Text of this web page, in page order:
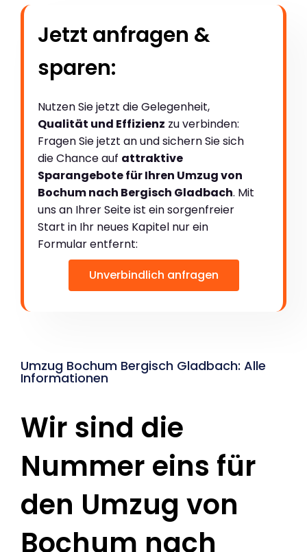
Jetzt anfragen &
sparen:
Nutzen Sie jetzt die Gelegenheit,
Qualität und Effizienz zu verbinden:
Fragen Sie jetzt an und sichern Sie sich
die Chance auf attraktive
Sparangebote für Ihren Umzug von
Bochum nach Bergisch Gladbach. Mit
uns an Ihrer Seite ist ein sorgenfreier
Start in Ihr neues Kapitel nur ein
Formular entfernt:
Unverbindlich anfragen
Umzug Bochum Bergisch Gladbach: Alle
Informationen
Wir sind die
Nummer eins für
den Umzug von
Bochum nach